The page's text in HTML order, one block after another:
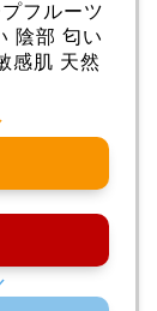
フルーツ
陰部 匂い
感肌 天然